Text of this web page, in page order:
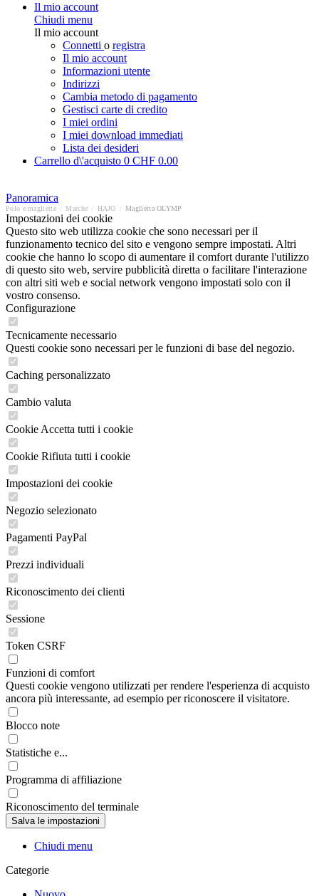
Il mio account
Chiudi menu
Il mio account
Connetti o registra
Il mio account
Informazioni utente
Indirizzi
Cambia metodo di pagamento
Gestisci carte di credito
I miei ordini
I miei download immediati
Lista dei desideri
Carrello d\'acquisto 0 CHF 0.00
Panoramica
Polo e magliette Marche HAJO Maglietta OLYMP
Impostazioni dei cookie
Questo sito web utilizza cookie che sono necessari per il
funzionamento tecnico del sito e vengono sempre impostati. Altri
cookie che hanno lo scopo di aumentare il comfort durante l'utilizzo
di questo sito web, servire pubblicità diretta o facilitare l'interazione
con altri siti web e social network vengono impostati solo con il
vostro consenso.
Configurazione
Tecnicamente necessario
Questi cookie sono necessari per le funzioni di base del negozio.
Caching personalizzato
Cambio valuta
Cookie Accetta tutti i cookie
Cookie Rifiuta tutti i cookie
Impostazioni dei cookie
Negozio selezionato
Pagamenti PayPal
Prezzi individuali
Riconoscimento dei clienti
Sessione
Token CSRF
Funzioni di comfort
Questi cookie vengono utilizzati per rendere l'esperienza di acquisto
ancora più interessante, ad esempio per riconoscere il visitatore.
Blocco note
Statistiche e...
Programma di affiliazione
Riconoscimento del terminale
Chiudi menu
Categorie